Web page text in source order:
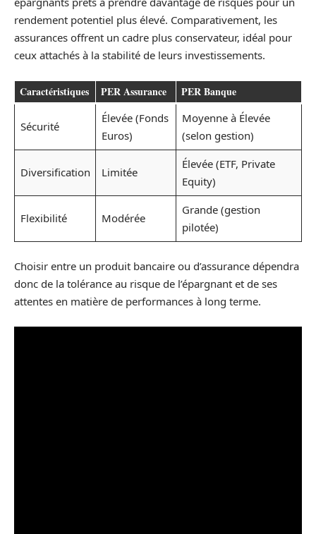
rendement potentiel plus élevé. Comparativement, les
assurances offrent un cadre plus conservateur, idéal pour
ceux attachés à la stabilité de leurs investissements.
Caractéristiques PER Assurance PER Banque
Sécurité
Élevée (Fonds
Euros)
Moyenne à Élevée
(selon gestion)
Diversification Limitée
Élevée (ETF, Private
Equity)
Flexibilité Modérée
Grande (gestion
pilotée)
Choisir entre un produit bancaire ou d’assurance dépendra
donc de la tolérance au risque de l’épargnant et de ses
attentes en matière de performances à long terme.